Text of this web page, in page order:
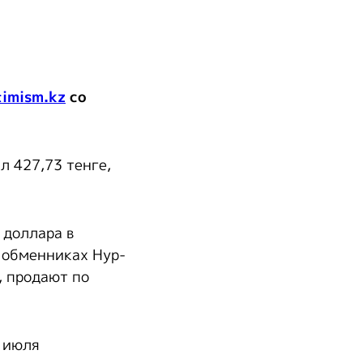
со
427,73 тенге,
в
Нур-
продают по
июля